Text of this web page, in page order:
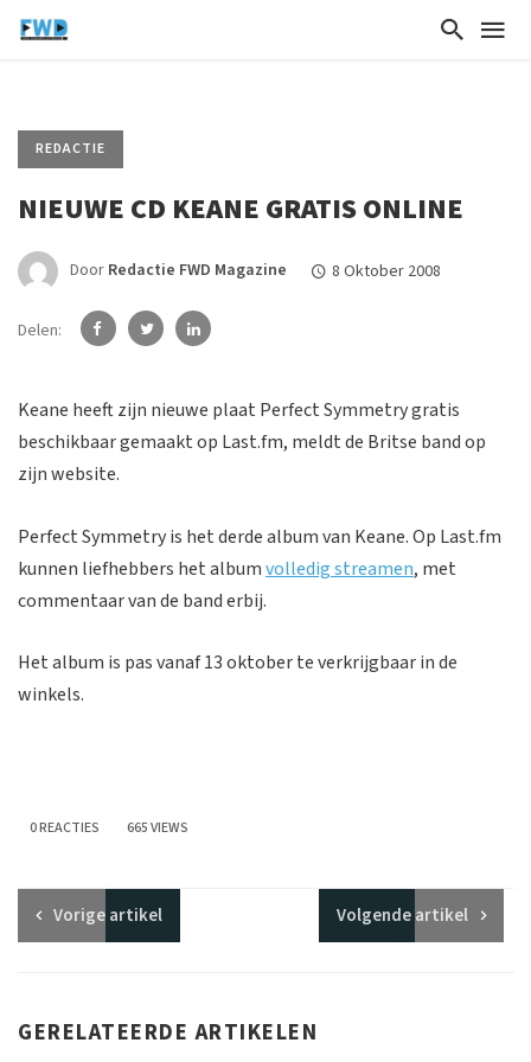
REDACTIE
NIEUWE CD KEANE GRATIS ONLINE
Door Redactie FWD Magazine 8 Oktober 2008
Delen:
Keane heeft zijn nieuwe plaat Perfect Symmetry gratis
beschikbaar gemaakt op Last.fm, meldt de Britse band op
zijn website.
Perfect Symmetry is het derde album van Keane. Op Last.fm
kunnen liefhebbers het albumvolledig streamen, met
commentaar van de band erbij.
Het album is pas vanaf 13 oktober te verkrijgbaar in de
winkels.
0 REACTIES 665 VIEWS
Vorigeartikel Volgendeartikel
GERELATEERDE ARTIKELEN